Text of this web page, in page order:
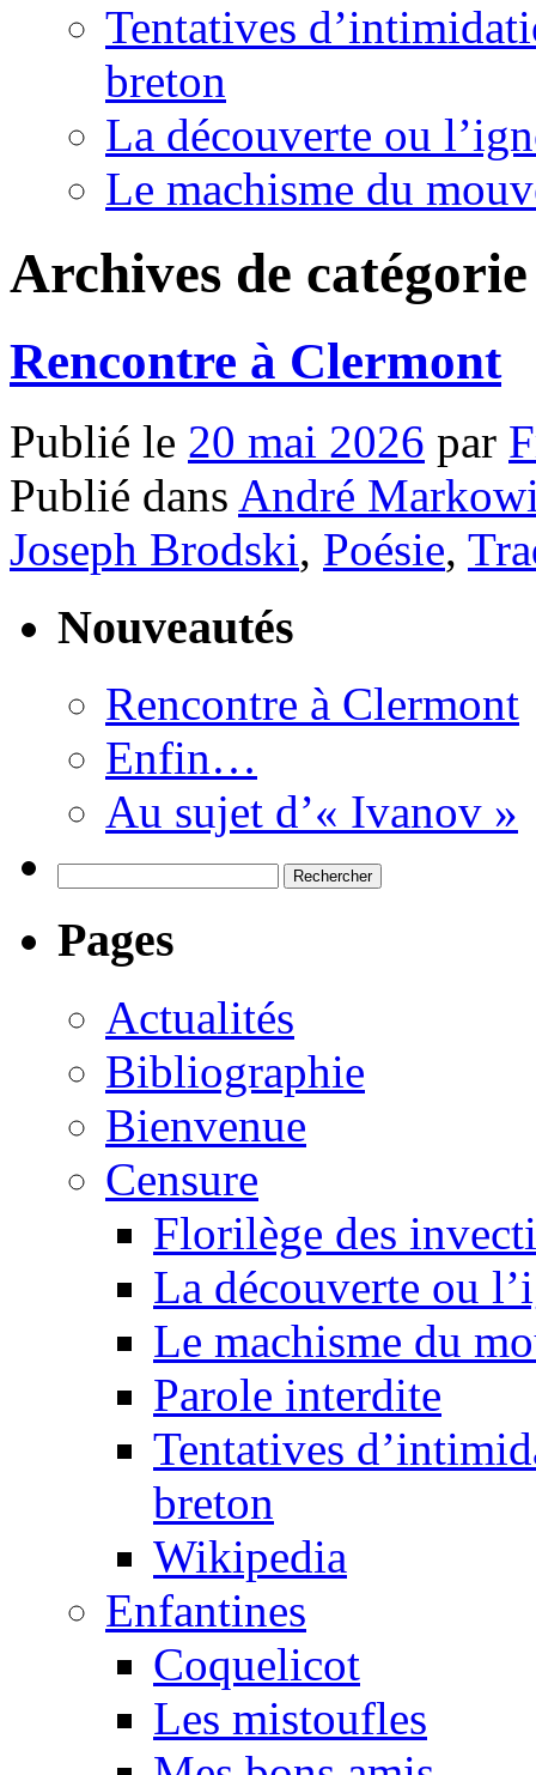
Tentatives
breton
La découverte ou
Le machisme du
Archives de
Rencontre à Clermont
Publié le 20 mai 2026 par
Publié dans André
Joseph Brodski, Poésie,
Nouveautés
Rencontre à Clermont
Enfin…
Au sujet d’« Ivanov »
Pages
Actualités
Bibliographie
Bienvenue
Censure
Florilège des
La découverte ou
Le machisme du
Parole interdite
Tentatives
breton
Wikipedia
Enfantines
Coquelicot
Les mistoufles